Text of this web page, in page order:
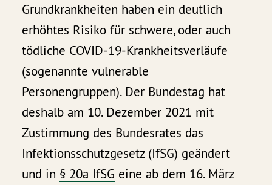
Grundkrankheiten haben ein deutlich
erhöhtes Risiko für schwere, oder auch
tödliche COVID-19-Krankheitsverläufe
(sogenannte vulnerable
Personengruppen). Der Bundestag hat
deshalb am 10. Dezember 2021 mit
Zustimmung des Bundesrates das
Infektionsschutzgesetz (IfSG) geändert
und in § 20a IfSG eine ab dem 16. März